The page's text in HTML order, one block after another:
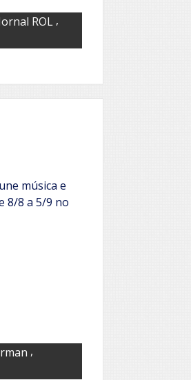
ROL ,
música e
8/8 a 5/9 no
,